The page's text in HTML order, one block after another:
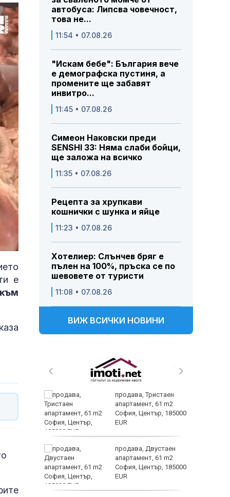
е
автобуса: Липсва човечност,
това не...
11:54 • 07.08.26
"Искам бебе": България вече
е демографска пустиня, а
промените ще забавят
инвитро...
11:45 • 07.08.26
Симеон Наковски преди
SENSHI 33: Няма слаби бойци,
ще заложа на всичко
11:35 • 07.08.26
Рецепта за хрупкави
кошнички с шунка и яйце
11:23 • 07.08.26
Хотелиер: Слънчев бряг е
пълен на 100%, пръска се по
шевовете от туристи
11:08 • 07.08.26
ВИЖ ВСИЧКИ НОВИНИ
продава, Тристаен
апартамент, 61 m2
София, Център, 185000
EUR
продава, Двустаен
апартамент, 61 m2
София, Център, 185000
EUR